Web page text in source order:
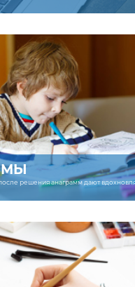
решения анаграмм дают